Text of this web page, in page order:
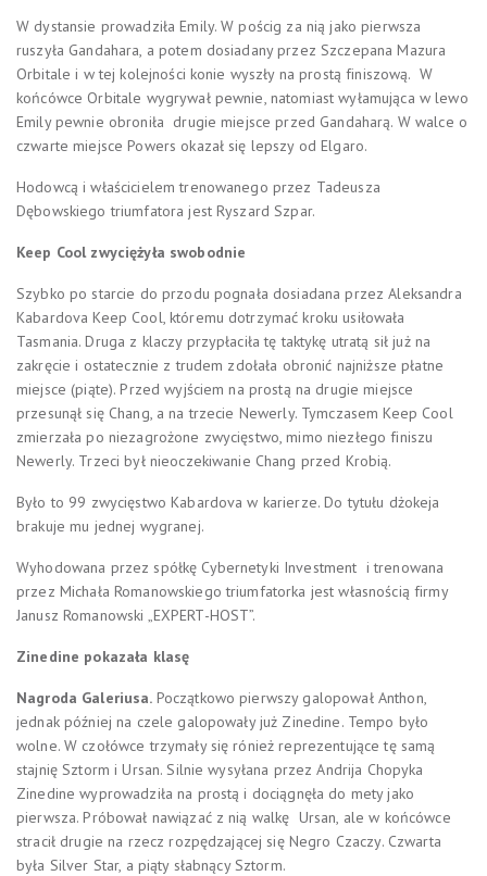
W dystansie prowadziła Emily. W pościg za nią jako pierwsza
ruszyła Gandahara, a potem dosiadany przez Szczepana Mazura
Orbitale i w tej kolejności konie wyszły na prostą finiszową. W
końcówce Orbitale wygrywał pewnie, natomiast wyłamująca w lewo
Emily pewnie obroniła drugie miejsce przed Gandaharą. W walce o
czwarte miejsce Powers okazał się lepszy od Elgaro.
Hodowcą i właścicielem trenowanego przez Tadeusza
Dębowskiego triumfatora jest Ryszard Szpar.
Keep Cool zwyciężyła swobodnie
Szybko po starcie do przodu pognała dosiadana przez Aleksandra
Kabardova Keep Cool, któremu dotrzymać kroku usiłowała
Tasmania. Druga z klaczy przypłaciła tę taktykę utratą sił już na
zakręcie i ostatecznie z trudem zdołała obronić najniższe płatne
miejsce (piąte). Przed wyjściem na prostą na drugie miejsce
przesunął się Chang, a na trzecie Newerly. Tymczasem Keep Cool
zmierzała po niezagrożone zwycięstwo, mimo niezłego finiszu
Newerly. Trzeci był nieoczekiwanie Chang przed Krobią.
Było to 99 zwycięstwo Kabardova w karierze. Do tytułu dżokeja
brakuje mu jednej wygranej.
Wyhodowana przez spółkę Cybernetyki Investment i trenowana
przez Michała Romanowskiego triumfatorka jest własnością firmy
Janusz Romanowski „EXPERT-HOST”.
Zinedine pokazała klasę
Nagroda Galeriusa. Początkowo pierwszy galopował Anthon,
jednak później na czele galopowały już Zinedine. Tempo było
wolne. W czołówce trzymały się rónież reprezentujące tę samą
stajnię Sztorm i Ursan. Silnie wysyłana przez Andrija Chopyka
Zinedine wyprowadziła na prostą i dociągnęła do mety jako
pierwsza. Próbował nawiązać z nią walkę Ursan, ale w końcówce
stracił drugie na rzecz rozpędzającej się Negro Czaczy. Czwarta
była Silver Star, a piąty słabnący Sztorm.